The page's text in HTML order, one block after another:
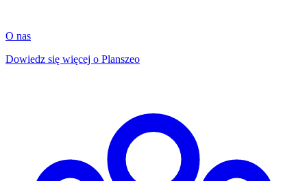
O nas
Dowiedz się więcej o Planszeo